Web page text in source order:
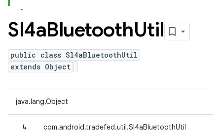
Sl4aBluetoothUtil
public class Sl4aBluetoothUtil
extends Object
java.lang.Object
↳ com.android.tradefed.util.Sl4aBluetoothUtil